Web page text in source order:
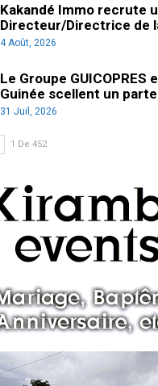
Kakandé Immo recrute
Directeur/Directrice de
4 Août, 2026
Le Groupe GUICOPRES
Guinée scellent un
31 Juil, 2026
1 De 452